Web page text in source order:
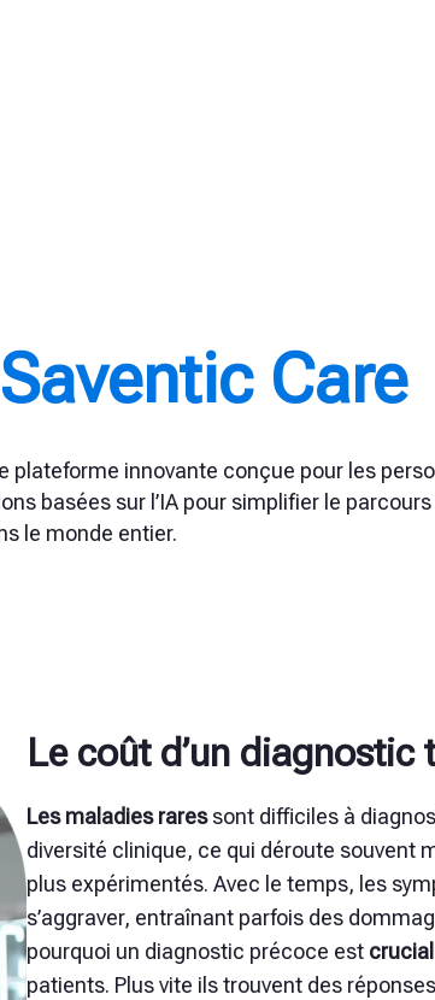
Saventic Care
plateforme innovante conçue pour les
basées sur l’IA pour simplifier le
le monde entier.
Le coût d’un diagnostic
Les maladies raressont difficiles à
diversité clinique, ce qui déroute souvent
plus expérimentés. Avec le temps, les
s’aggraver, entraînant parfois des
pourquoi un diagnostic précoce est crucial
patients. Plus vite ils trouvent des